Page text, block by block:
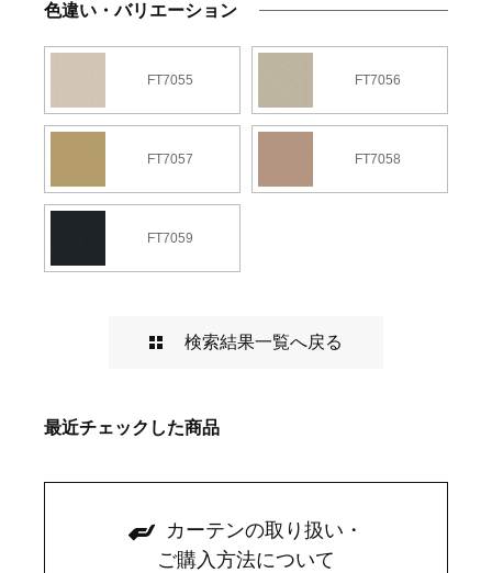
色違い・バリエーション
FT7055 FT7056
FT7057 FT7058
FT7059
検索結果一覧へ戻る
最近チェックした商品
カーテンの取り扱い・
ご購入方法について